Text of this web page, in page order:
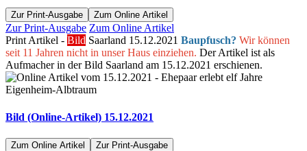
Zur Print-Ausgabe Zum Online Artikel
Zur Print-Ausgabe Zum Online Artikel
Print Artikel - Bild Saarland 15.12.2021 Baupfusch? Wir können
seit 11 Jahren nicht in unser Haus einziehen. Der Artikel ist als
Aufmacher in der Bild Saarland am 15.12.2021 erschienen.
Bild (Online-Artikel) 15.12.2021
Zum Online Artikel Zur Print-Ausgabe